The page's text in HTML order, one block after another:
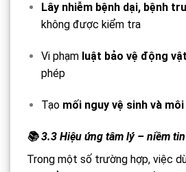
Lây nhiễm bệnh dại, bệnh
không được kiểm tra
Vi phạm luật bảo vệ động vật
phép
Tạo mối nguy vệ sinh và
📚 3.3 Hiệu ứng tâm lý – niềm
Trong một số trường hợp, việc